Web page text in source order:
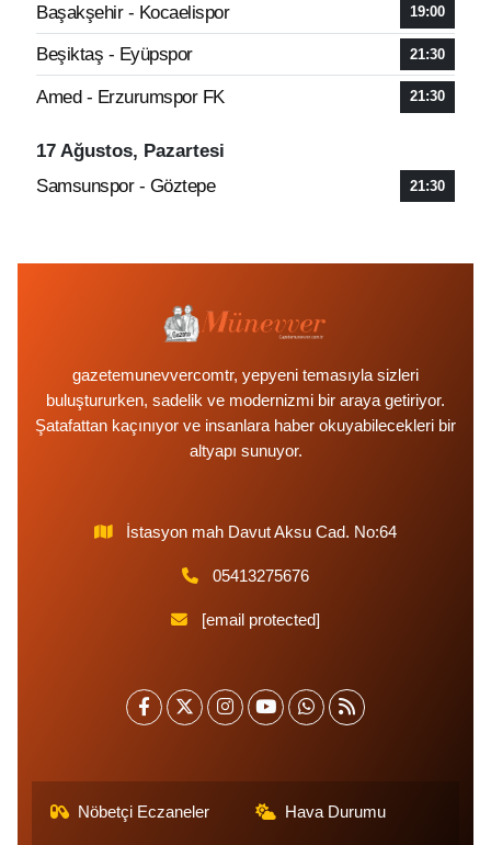
Başakşehir - Kocaelispor
19:00
Beşiktaş - Eyüpspor 21:30
Amed - Erzurumspor FK 21:30
17 Ağustos, Pazartesi
Samsunspor - Göztepe
21:30
gazetemunevvercomtr, yepyeni temasıyla sizleri
buluştururken, sadelik ve modernizmi bir araya getiriyor.
Şatafattan kaçınıyor ve insanlara haber okuyabilecekleri bir
altyapı sunuyor.
İstasyon mah Davut Aksu Cad. No:64
05413275676
[email protected]
Nöbetçi Eczaneler Hava Durumu